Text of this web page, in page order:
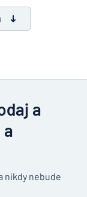
a
nikdy nebude